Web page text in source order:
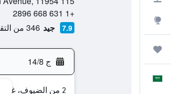
+1 631 668 2896
7.9 جيد 346 من التقييمات تم التحقق منها
ج 14/8
2 من الضيوف، غرفة واحدة